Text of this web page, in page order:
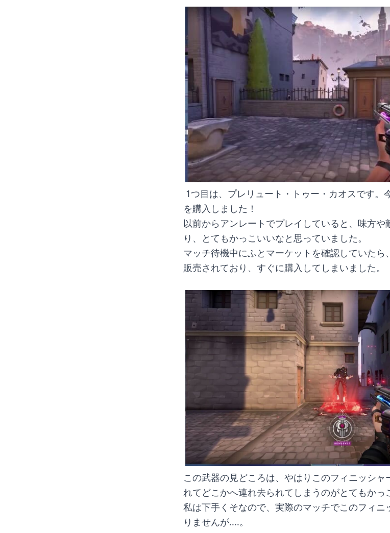
を購入しました！
以前からアンレートでプレイしていると、味方や
り、とてもかっこいいなと思っていました。
マッチ待機中にふとマーケットを確認していた
販売されており、すぐに購入してしまいました。
この武器の見どころは、やはりこのフィニッシャ
れてどこかへ連れ去られてしまうのがとてもかっ
私は下手くそなので、実際のマッチでこのフィニ
りませんが....。